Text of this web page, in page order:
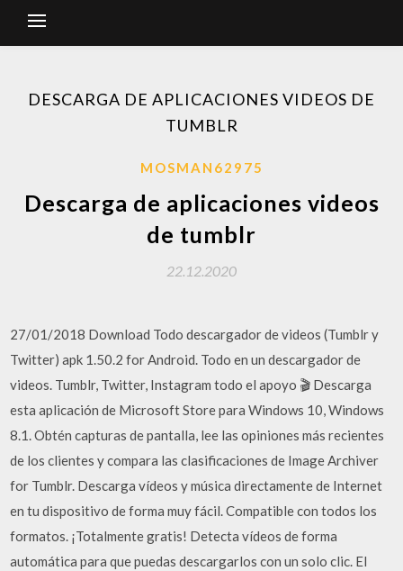
DESCARGA DE APLICACIONES VIDEOS DE
TUMBLR
MOSMAN62975
Descarga de aplicaciones videos
de tumblr
22.12.2020
27/01/2018 Download Todo descargador de videos (Tumblr y
Twitter) apk 1.50.2 for Android. Todo en un descargador de
videos. Tumblr, Twitter, Instagram todo el apoyo 🎬 Descarga
esta aplicación de Microsoft Store para Windows 10, Windows
8.1. Obtén capturas de pantalla, lee las opiniones más recientes
de los clientes y compara las clasificaciones de Image Archiver
for Tumblr. Descarga vídeos y música directamente de Internet
en tu dispositivo de forma muy fácil. Compatible con todos los
formatos. ¡Totalmente gratis! Detecta vídeos de forma
automática para que puedas descargarlos con un solo clic. El